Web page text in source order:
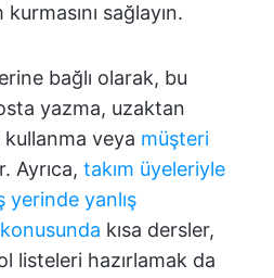
sağlayın.
bağlı olarak, bu
yazma, uzaktan
kullanma veya müşteri
Ayrıca, takım üyeleriyle
yerinde yanlış
kısa dersler,
listeleri hazırlamak da